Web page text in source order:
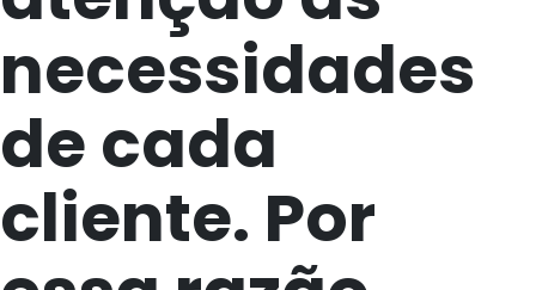
necessidades
de cada
cliente. Por